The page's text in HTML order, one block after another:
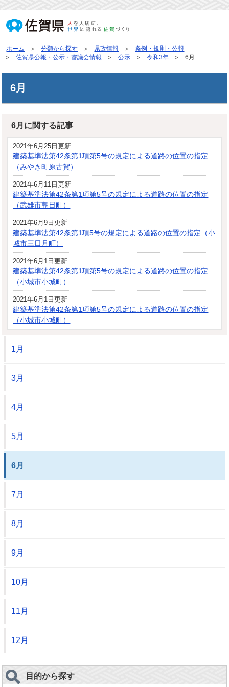
ホーム 分類から探す 県政情報
条例・規則・公報
佐賀県公報・公示・審議会情報
公示 令和3年 6月
6月
6月に関する記事
2021年6月25日更新
建築基準法第42条第1項第5号の規定による道路の位置の指定
（みやき町原古賀）
2021年6月11日更新
建築基準法第42条第1項第5号の規定による道路の位置の指定
（武雄市朝日町）
2021年6月9日更新
建築基準法第42条第1項5号の規定による道路の位置の指定（小
城市三日月町）
2021年6月1日更新
建築基準法第42条第1項第5号の規定による道路の位置の指定
（小城市小城町）
2021年6月1日更新
建築基準法第42条第1項第5号の規定による道路の位置の指定
（小城市小城町）
1月
3月
4月
5月
6月
7月
8月
9月
10月
11月
12月
目的から探す